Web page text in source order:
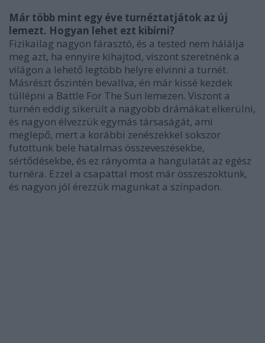
Már több mint egy éve turnéztatjátok az új
lemezt. Hogyan lehet ezt kibírni?
Fizikailag nagyon fárasztó, és a tested nem hálálja
meg azt, ha ennyire kihajtod, viszont szeretnénk a
világon a lehető legtöbb helyre elvinni a turnét.
Másrészt őszintén bevallva, én már kissé kezdek
túllépni a Battle For The Sun lemezen. Viszont a
turnén eddig sikerült a nagyobb drámákat elkerülni,
és nagyon élvezzük egymás társaságát, ami
meglepő, mert a korábbi zenészekkel sokszor
futottunk bele hatalmas összeveszésekbe,
sértődésekbe, és ez rányomta a hangulatát az egész
turnéra. Ezzel a csapattal most már összeszoktunk,
és nagyon jól érezzük magunkat a színpadon.